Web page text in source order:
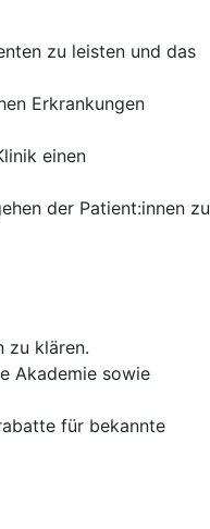
zu leisten und das
Erkrankungen
einen
der Patient:innen zu
zu klären.
Akademie sowie
für bekannte